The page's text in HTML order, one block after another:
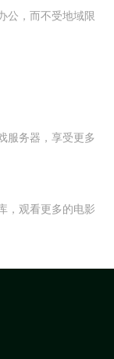
公，而不受地域限
服务器，享受更多
，观看更多的电影